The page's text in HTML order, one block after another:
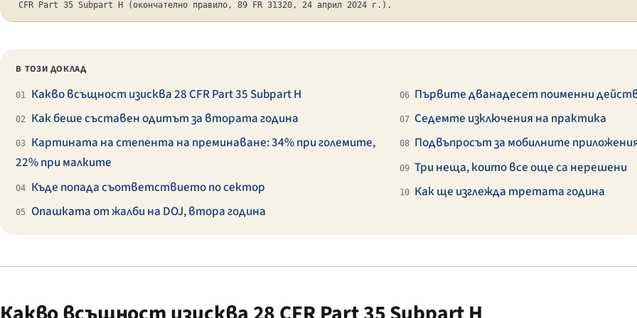
CFR Part 35 Subpart H (окончателно правило, 89 FR 31320, 24 април 2024 г.).
В ТОЗИ ДОКЛАД
01 Какво всъщност изисква 28 CFR Part 35 Subpart H
02 Как беше съставен одитът за втората година
03 Картината на степента на преминаване: 34% при големите,
22% при малките
04 Къде попада съответствието по сектор
05 Опашката от жалби на DOJ, втора година
06 Първите дванадесет поименни
07 Седемте изключения на практика
08 Подвъпросът за мобилните
09 Три неща, които все още са нерешени
10 Как ще изглежда третата година